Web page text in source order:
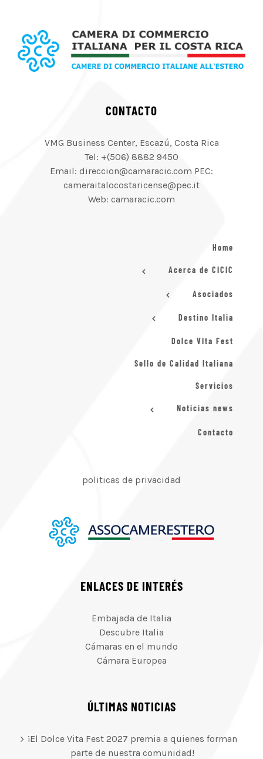
CONTACTO
VMG Business Center, Escazú, Costa Rica
Tel: +(506) 8882 9450
Email: direccion@camaracic.com PEC:
cameraitalocostaricense@pec.it
Web: camaracic.com
Home
Acerca de CICIC
Asociados
Destino Italia
Dolce VIta Fest
Sello de Calidad Italiana
Servicios
Noticias news
Contacto
politicas de privacidad
ENLACES DE INTERÉS
Embajada de Italia
Descubre Italia
Cámaras en el mundo
Cámara Europea
ÚLTIMAS NOTICIAS
¡El Dolce Vita Fest 2027 premia a quienes forman
parte de nuestra comunidad!